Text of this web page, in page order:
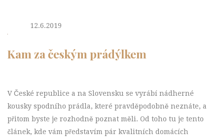
12.6.2019
Kam za českým prádýlkem
V České republice a na Slovensku se vyrábí nádherné
kousky spodního prádla, které pravděpodobně neznáte, a
přitom byste je rozhodně poznat měli. Od toho tu je tento
článek, kde vám představím pár kvalitních domácích